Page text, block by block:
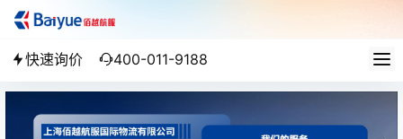
快速询价 400-011-9188